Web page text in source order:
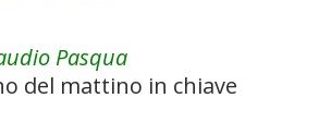
Pasqua
del mattino in chiave